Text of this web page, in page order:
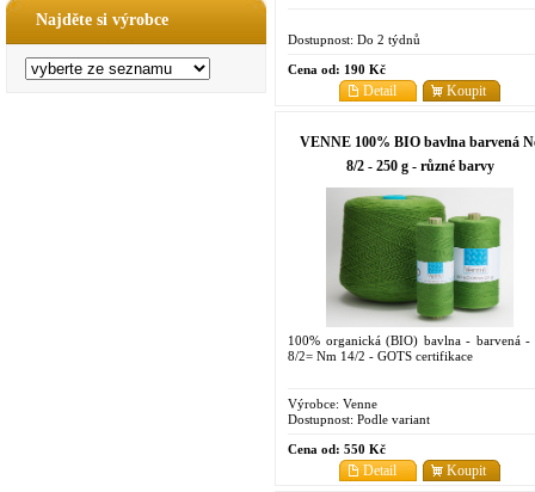
Najděte si výrobce
Dostupnost: Do 2 týdnů
Cena od: 190 Kč
Koupit
Detail
VENNE 100% BIO bavlna barvená
8/2 - 250 g - různé barvy
100% organická (BIO) bavlna - barvená -
8/2= Nm 14/2 - GOTS certifikace
Výrobce: Venne
Dostupnost: Podle variant
Cena od: 550 Kč
Koupit
Detail